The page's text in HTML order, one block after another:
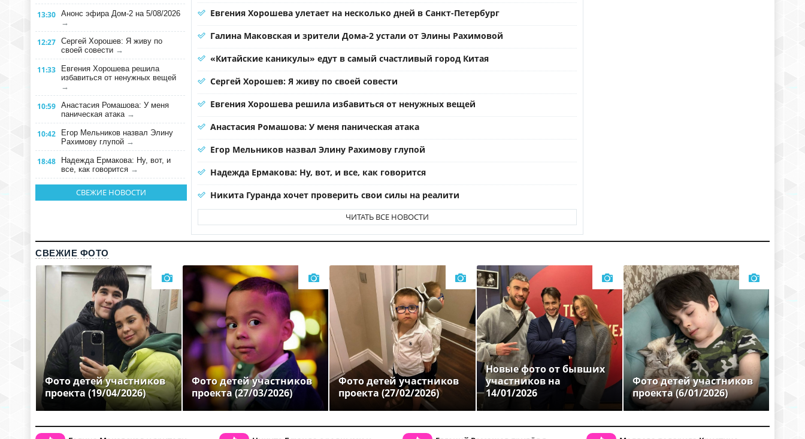
13:30 Анонс эфира Дом-2 на 5/08/2026
→
12:27 Сергей Хорошев: Я живу по
своей совести →
11:33
Евгения Хорошева решила
избавиться от ненужных вещей
→
10:59 Анастасия Ромашова: У меня
паническая атака →
10:42
Егор Мельников назвал Элину
Рахимову глупой →
18:48
Надежда Ермакова: Ну, вот, и
все, как говорится →
СВЕЖИЕ НОВОСТИ
Евгения Хорошева улетает на несколько дней в Санкт-Петербург
Галина Маковская и зрители Дома-2 устали от Элины Рахимовой
«Китайские каникулы» едут в самый счастливый город Китая
Сергей Хорошев: Я живу по своей совести
Евгения Хорошева решила избавиться от ненужных вещей
Анастасия Ромашова: У меня паническая атака
Егор Мельников назвал Элину Рахимову глупой
Надежда Ермакова: Ну, вот, и все, как говорится
Никита Гуранда хочет проверить свои силы на реалити
ЧИТАТЬ ВСЕ НОВОСТИ
СВЕЖИЕ ФОТО
Фото детей участников
проекта (19/04/2026)
Фото детей участников
проекта (27/03/2026)
Фото детей участников
проекта (27/02/2026)
Новые фото от бывших
участников на
14/01/2026
Фото детей участников
проекта (6/01/2026)